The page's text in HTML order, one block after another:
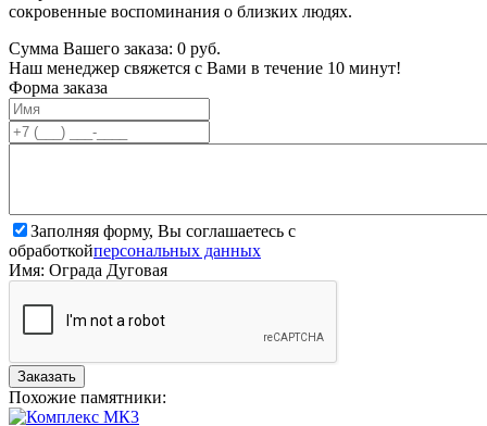
сокровенные воспоминания о близких людях.
Сумма Вашего заказа: 0 руб.
Наш менеджер свяжется с Вами в течение 10 минут!
Форма заказа
Заполняя форму, Вы соглашаетесь с
обработкойперсональных данных
Имя: Ограда Дуговая
Похожие памятники: